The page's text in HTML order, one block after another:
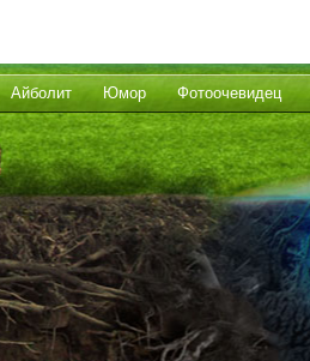
Айболит Юмор Фотоочевидец